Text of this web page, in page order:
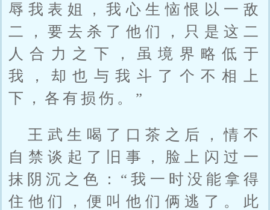
辱我表姐，我心生恼恨以一敌
二，要去杀了他们，只是这二
人合力之下，虽境界略低于
我，却也与我斗了个不相上
下，各有损伤。”
王武生喝了口茶之后，情不
自禁谈起了旧事，脸上闪过一
抹阴沉之色：“我一时没能拿得
住他们，便叫他们俩逃了。此